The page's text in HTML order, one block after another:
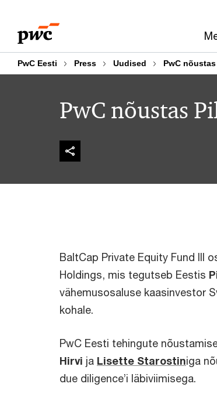
content
footer
PwC Eesti Press Uudised PwC
PwC nõustas
BaltCap Private Equity Fund III
Holdings, mis tegutseb Eestis
vähemusosaluse kaasinvestor
kohale.
PwC Eesti tehingute
Hirvi ja Lisette Starostiniga
due diligence’i läbiviimisega.